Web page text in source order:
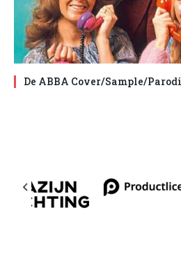
De ABBA Cover/Sample/